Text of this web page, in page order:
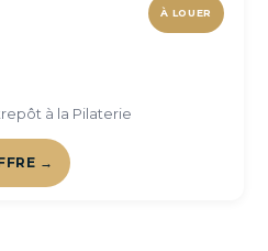
À LOUER
à la Pilaterie
→